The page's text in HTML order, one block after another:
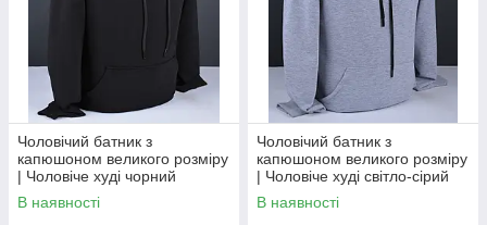
Чоловічий батник з
капюшоном великого розміру
| Чоловіче худі чорний
Туреччина 6068 Б
В наявності
Чоловічий батник з
капюшоном великого розміру
| Чоловіче худі світло-сірий
Туреччина 6069 Б
В наявності